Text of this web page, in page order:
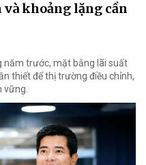
khoảng lặng cần
năm trước, mặt bằng lãi suất
thiết để thị trường điều chỉnh,
vững.